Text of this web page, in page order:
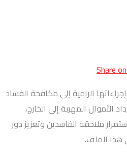
Share
الرامية إلى مكافحة الفساد
الأموال المهربة إلى الخارج،
ملاحقة الفاسدين وتعزيز دور
هذا الملف.